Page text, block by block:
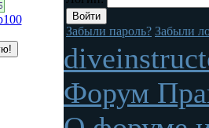
Забыли пароль? Забыли
Форум